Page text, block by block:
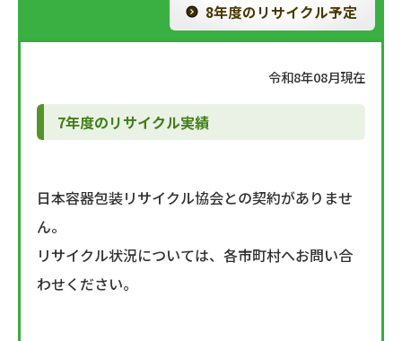
8年度のリサイクル予定
令和8年08月現在
7年度のリサイクル実績
日本容器包装リサイクル協会との契約がありませ
ん。
リサイクル状況については、各市町村へお問い合
わせください。